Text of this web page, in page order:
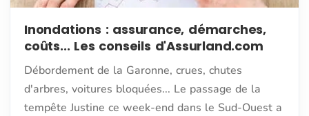
Inondations : assurance, démarches,
coûts... Les conseils d'Assurland.com
Débordement de la Garonne, crues, chutes
d'arbres, voitures bloquées... Le passage de la
tempête Justine ce week-end dans le Sud-Ouest a